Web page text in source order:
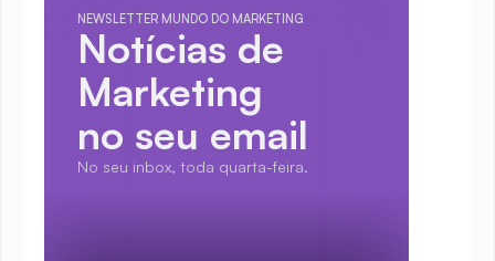
NEWSLETTER MUNDO DO MARKETING
Notícias de
Marketing
no seu email
No seu inbox, toda quarta-feira.